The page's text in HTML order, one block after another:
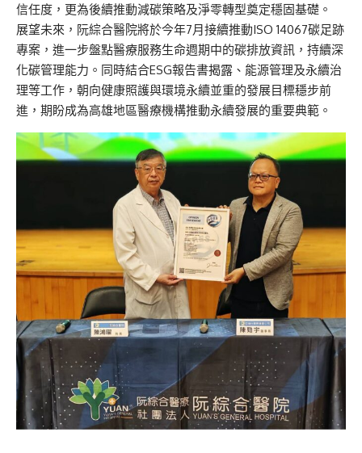
信任度，更為後續推動減碳策略及淨零轉型奠定穩固基礎。
展望未來，阮綜合醫院將於今年7月接續推動ISO 14067碳足跡
專案，進一步盤點醫療服務生命週期中的碳排放資訊，持續深
化碳管理能力。同時結合ESG報告書揭露、能源管理及永續治
理等工作，朝向健康照護與環境永續並重的發展目標穩步前
進，期盼成為高雄地區醫療機構推動永續發展的重要典範。